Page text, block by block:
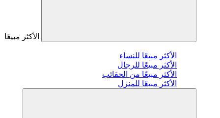
الأكثر مبيعًا
الأكثر مبيعًا للنساء
الأكثر مبيعًا للرجال
الأكثر مبيعًا من الحقائب
الأكثر مبيعًا للمنزل